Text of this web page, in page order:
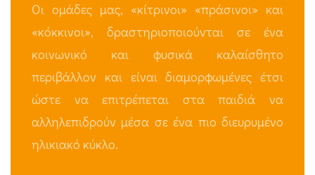
Οι ομάδες μας, «κίτρινοι» «πράσινοι» και
«κόκκινοι», δραστηριοποιούνται σε ένα
κοινωνικό και φυσικά καλαίσθητο
περιβάλλον και είναι διαμορφωμένες έτσι
ώστε να επιτρέπεται στα παιδιά να
αλληλεπιδρούν μέσα σε ένα πιο διευρυμένο
ηλικιακό κύκλο.